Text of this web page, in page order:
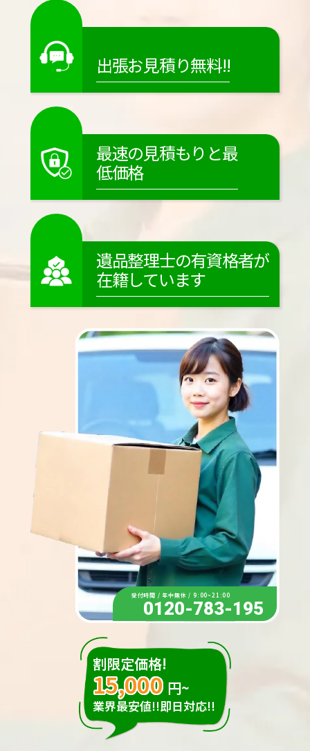
出張お見積り無料!!
最速の見積もりと最
低価格
遺品整理士の有資格者が
在籍しています
受付時間 / 年中無休 / 9:00~21:00
0120-783-195
割限定価格!
15,000 円~
業界最安値!!即日対応!!